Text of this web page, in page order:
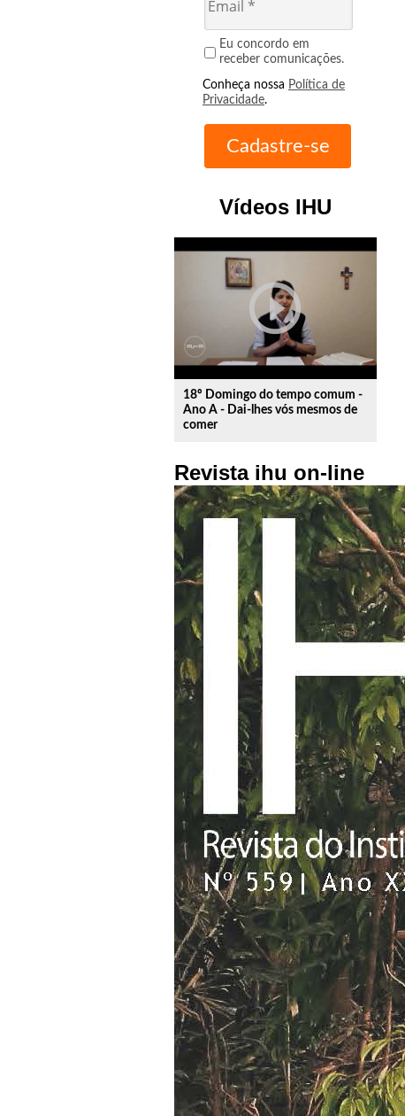
Eu concordo em
receber comunicações.
Conheça nossa Política de
Privacidade.
Vídeos IHU
play_circle_outline
18º Domingo do tempo comum -
Ano A - Dai-lhes vós mesmos de
comer
Revista ihu on-line